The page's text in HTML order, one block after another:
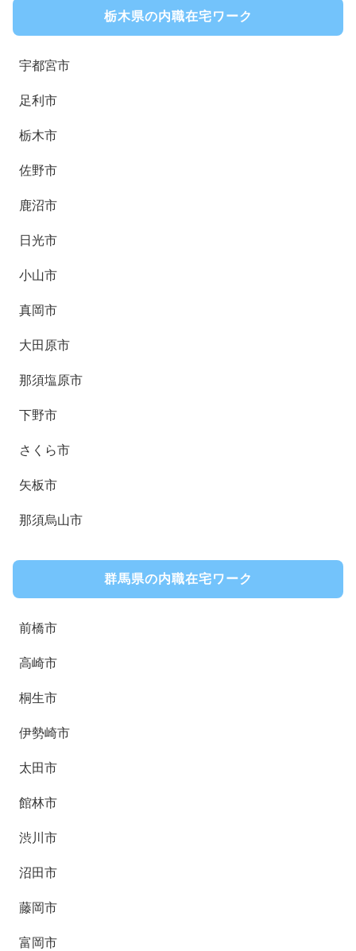
栃木県の内職在宅ワーク
宇都宮市
足利市
栃木市
佐野市
鹿沼市
日光市
小山市
真岡市
大田原市
那須塩原市
下野市
さくら市
矢板市
那須烏山市
群馬県の内職在宅ワーク
前橋市
高崎市
桐生市
伊勢崎市
太田市
館林市
渋川市
沼田市
藤岡市
富岡市